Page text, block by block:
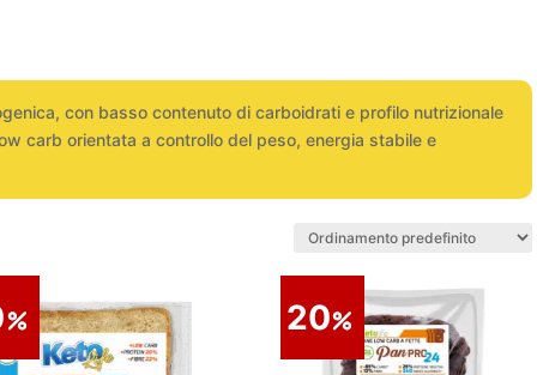
con basso contenuto di carboidrati e profilo nutrizionale
carb orientata a controllo del peso, energia stabile e
20